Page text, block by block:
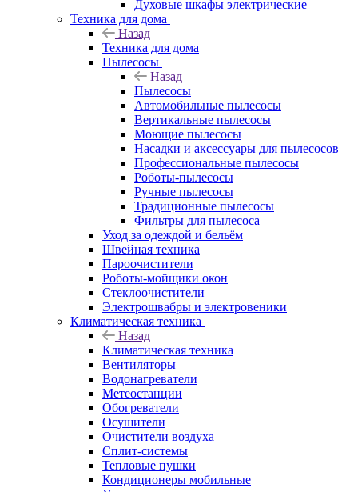
Духовые шкафы электрические
Техника для дома
Назад
Техника для дома
Пылесосы
Назад
Пылесосы
Автомобильные пылесосы
Вертикальные пылесосы
Моющие пылесосы
Насадки и аксессуары для пылесосов
Профессиональные пылесосы
Роботы-пылесосы
Ручные пылесосы
Традиционные пылесосы
Фильтры для пылесоса
Уход за одеждой и бельём
Швейная техника
Пароочистители
Роботы-мойщики окон
Стеклоочистители
Электрошвабры и электровеники
Климатическая техника
Назад
Климатическая техника
Вентиляторы
Водонагреватели
Метеостанции
Обогреватели
Осушители
Очистители воздуха
Сплит-системы
Тепловые пушки
Кондиционеры мобильные